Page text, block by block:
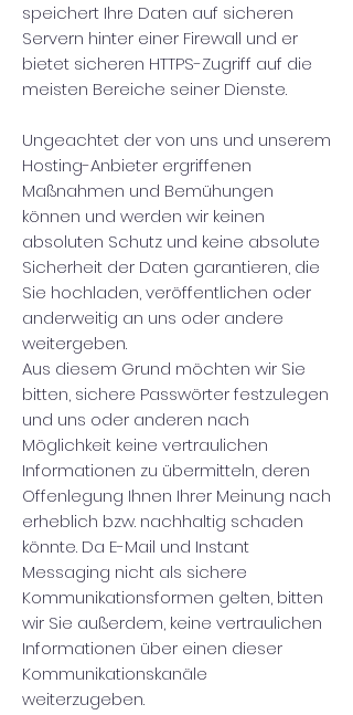
speichert Ihre Daten auf sicheren
Servern hinter einer Firewall und er
bietet sicheren HTTPS-Zugriff auf die
meisten Bereiche seiner Dienste.
Ungeachtet der von uns und unserem
Hosting-Anbieter ergriffenen
Maßnahmen und Bemühungen
können und werden wir keinen
absoluten Schutz und keine absolute
Sicherheit der Daten garantieren, die
Sie hochladen, veröffentlichen oder
anderweitig an uns oder andere
weitergeben.
Aus diesem Grund möchten wir Sie
bitten, sichere Passwörter festzulegen
und uns oder anderen nach
Möglichkeit keine vertraulichen
Informationen zu übermitteln, deren
Offenlegung Ihnen Ihrer Meinung nach
erheblich bzw. nachhaltig schaden
könnte. Da E-Mail und Instant
Messaging nicht als sichere
Kommunikationsformen gelten, bitten
wir Sie außerdem, keine vertraulichen
Informationen über einen dieser
Kommunikationskanäle
weiterzugeben.